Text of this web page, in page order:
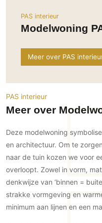
Inrichting
Roomdividers
Haarden
Interieurbouw
Trappen
Keuken
Keukens
Keukenapparatuur
Buitendeuren
Deursystemen
Glazen wandsystemen
Zonwering
Buitenshutters
Overig
Autolift
3D visualisaties
Gevel
Tuinverlichting
Omheining
Hekwerken en poorten
Zwembad en zwemvijver
Buitenvloeren
Houten buitenvloeren
Natuursteen en keramiek
buitenvloeren
Vlonders
Serre/Veranda
Toilet
Werkkamer
Wijnkelder
Buitenkijken
Terrasoverkapping
Tuin
Villa
PAS interieur
Modelwoning
Meer over PAS
PAS interieur
Meer over
Deze modelwoning
en architectuur. Om te
naar de tuin kozen we voor
overloopt. Zowel in vorm,
denkwijze van ‘binnen =
strakke vormgeving en
minimum aan lijnen en een